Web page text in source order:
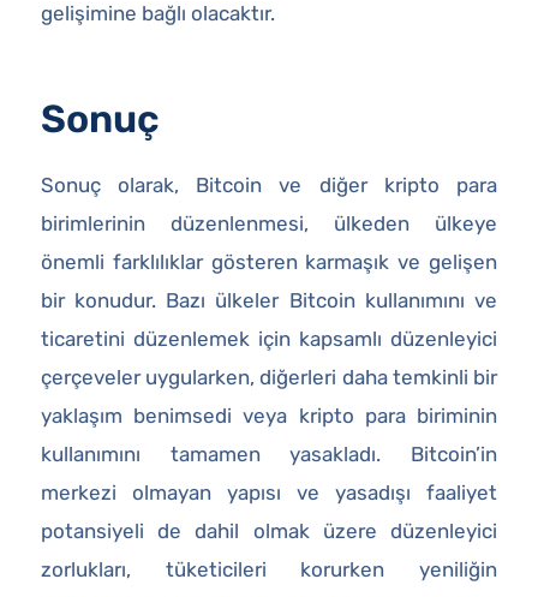
gelişimine bağlı olacaktır.
Sonuç
Sonuç olarak, Bitcoin ve diğer kripto para
birimlerinin düzenlenmesi, ülkeden ülkeye
önemli farklılıklar gösteren karmaşık ve gelişen
bir konudur. Bazı ülkeler Bitcoin kullanımını ve
ticaretini düzenlemek için kapsamlı düzenleyici
çerçeveler uygularken, diğerleri daha temkinli bir
yaklaşım benimsedi veya kripto para biriminin
kullanımını tamamen yasakladı. Bitcoin’in
merkezi olmayan yapısı ve yasadışı faaliyet
potansiyeli de dahil olmak üzere düzenleyici
zorlukları, tüketicileri korurken yeniliğin